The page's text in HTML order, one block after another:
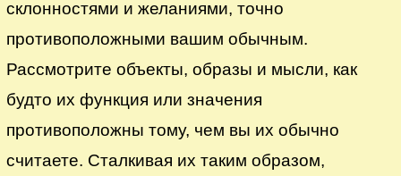
склонностями и желаниями, точно
противоположными вашим обычным.
Рассмотрите объекты, образы и мысли, как
будто их функция или значения
противоположны тому, чем вы их обычно
считаете. Сталкивая их таким образом,